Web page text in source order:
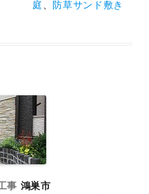
庭 防草サンド敷き
事 鴻巣市